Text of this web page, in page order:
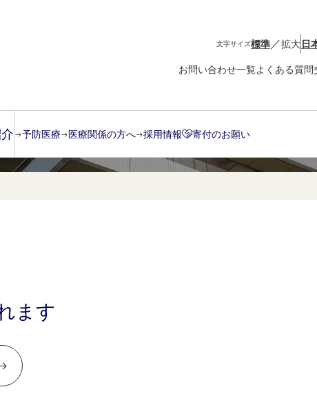
文字サイズ標準／拡大日
お問い合わせ一覧よくある質問
予防医療 医療関係の方へ 採用情報 寄付のお願い
ます